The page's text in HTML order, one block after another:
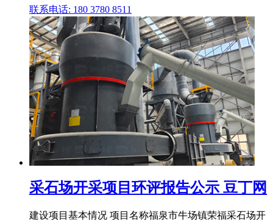
联系电话: 180 3780 8511
采石场开采项目环评报告公示 豆丁网
建设项目基本情况 项目名称福泉市牛场镇荣福采石场开